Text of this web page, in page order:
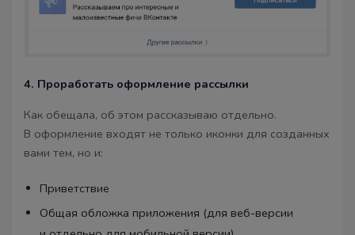
4. Проработать оформление рассылки
Как обещала, об этом рассказываю отдельно.
В оформление входят не только иконки для созданных
вами тем, но и:
Приветствие
Общая обложка приложения (для веб-версии